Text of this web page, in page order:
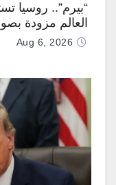
“بيرم”.. روسيا
العالم مزودة
Aug 6, 2026